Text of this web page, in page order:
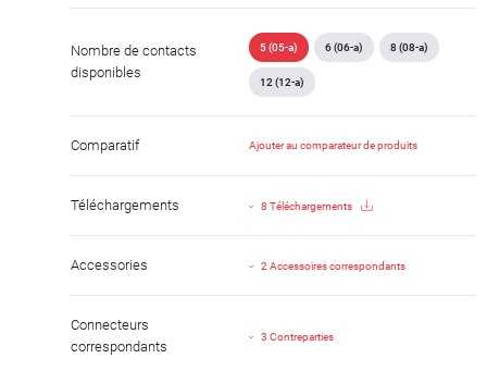
Nombre de contacts
disponibles
5 (05-a) 6 (06-a) 8 (08-a)
12 (12-a)
Comparatif Ajouter au comparateur de produits
Téléchargements 8 Téléchargements
Accessories 2 Accessoires correspondants
Connecteurs
correspondants
3 Contreparties